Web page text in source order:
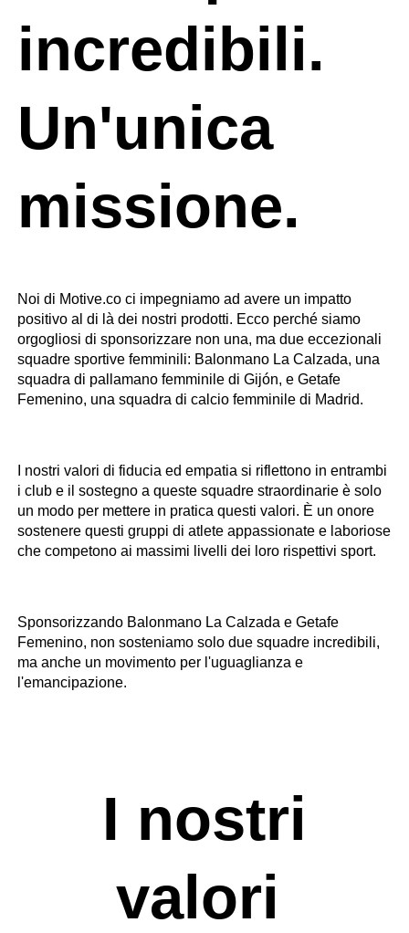
incredibili.
Un'unica
missione.
Noi di Motive.co ci impegniamo ad avere un impatto
positivo al di là dei nostri prodotti. Ecco perché siamo
orgogliosi di sponsorizzare non una, ma due eccezionali
squadre sportive femminili: Balonmano La Calzada, una
squadra di pallamano femminile di Gijón, e Getafe
Femenino, una squadra di calcio femminile di Madrid.
I nostri valori di fiducia ed empatia si riflettono in entrambi
i club e il sostegno a queste squadre straordinarie è solo
un modo per mettere in pratica questi valori. È un onore
sostenere questi gruppi di atlete appassionate e laboriose
che competono ai massimi livelli dei loro rispettivi sport.
Sponsorizzando Balonmano La Calzada e Getafe
Femenino, non sosteniamo solo due squadre incredibili,
ma anche un movimento per l'uguaglianza e
l'emancipazione.
I nostri
valori